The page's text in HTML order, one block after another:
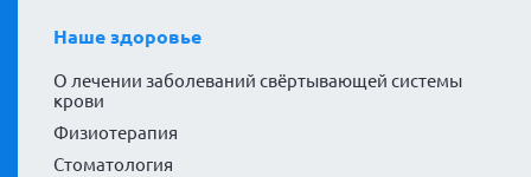
Наше здоровье
О лечении заболеваний свёртывающей системы
крови
Физиотерапия
Стоматология